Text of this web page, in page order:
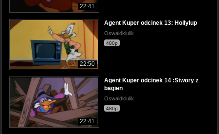
22:41
22:50
Agent Kuper odcinek 13: Hollyłup
Oswaldklulik
480p
22:41
Agent Kuper odcinek 14 :Stwory z
bagien
Oswaldklulik
480p